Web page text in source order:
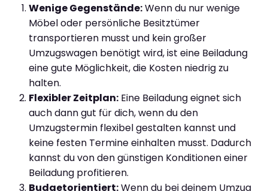
Wenige Gegenstände:Wenn du nur wenige
Möbel oder persönliche Besitztümer
transportieren musst und kein großer
Umzugswagen benötigt wird, ist eine Beiladung
eine gute Möglichkeit, die Kosten niedrig zu
halten.
Flexibler Zeitplan: Eine Beiladung eignet sich
auch dann gut für dich, wenn du den
Umzugstermin flexibel gestalten kannst und
keine festen Termine einhalten musst. Dadurch
kannst du von den günstigen Konditionen einer
Beiladung profitieren.
Budgetorientiert:Wenn du bei deinem Umzug